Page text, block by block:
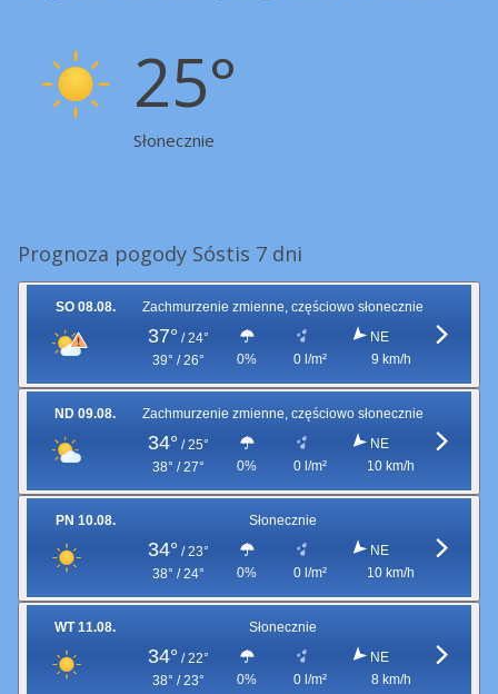
25°
Słonecznie
Prognoza pogody Sóstis 7 dni
SO 08.08. Zachmurzenie zmienne, częściowo słonecznie
37° / 24°
39° / 26°
0% 0 l/m²
NE
9 km/h
ND 09.08. Zachmurzenie zmienne, częściowo słonecznie
34° / 25°
38° / 27°
0% 0 l/m²
NE
10 km/h
PN 10.08. Słonecznie
34° / 23°
38° / 24°
0% 0 l/m²
NE
10 km/h
WT 11.08. Słonecznie
34° / 22°
38° / 23°
0% 0 l/m²
NE
8 km/h